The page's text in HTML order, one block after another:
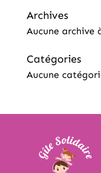
Archives
Aucune archive
Catégories
Aucune